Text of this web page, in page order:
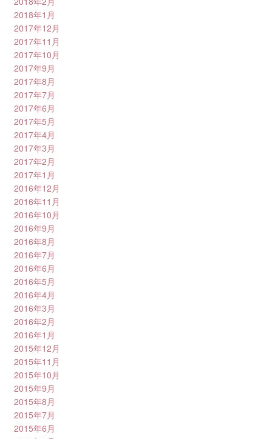
2018年1月
2017年12月
2017年11月
2017年10月
2017年9月
2017年8月
2017年7月
2017年6月
2017年5月
2017年4月
2017年3月
2017年2月
2017年1月
2016年12月
2016年11月
2016年10月
2016年9月
2016年8月
2016年7月
2016年6月
2016年5月
2016年4月
2016年3月
2016年2月
2016年1月
2015年12月
2015年11月
2015年10月
2015年9月
2015年8月
2015年7月
2015年6月